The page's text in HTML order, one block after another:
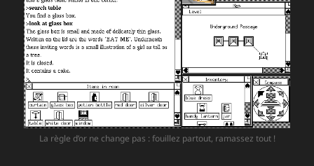
La règle d’or ne change pas : fouillez partout, ramassez tout !